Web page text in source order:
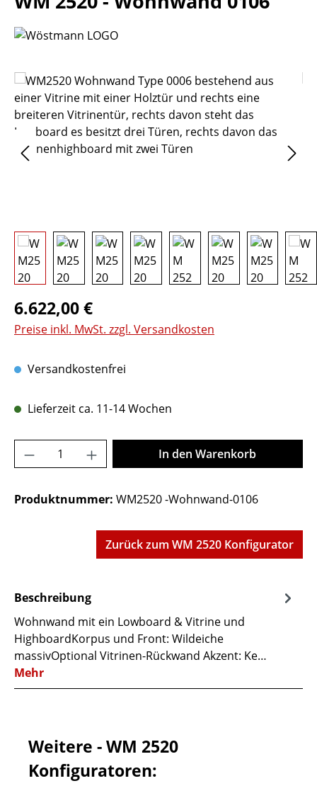
Bildergalerie überspringen
Regulärer Preis:
6.622,00 €
Preise inkl. MwSt. zzgl. Versandkosten
Versandkostenfrei
Lieferzeit ca. 11-14 Wochen
Produkt Anzahl: Gib den gewünschten
In den Warenkorb
Produktnummer: WM2520 -Wohnwand-0106
Zurück zum WM 2520 Konfigurator
Beschreibung
Wohnwand mit ein Lowboard & Vitrine und
HighboardKorpus und Front: Wildeiche
massivOptional Vitrinen-Rückwand Akzent: Ke…
Mehr
Weitere - WM 2520
Konfiguratoren: